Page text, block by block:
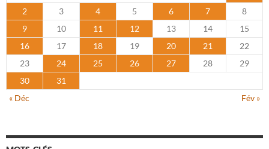
2
3 4 5 6 7
8
9
10 11 12 13 14
15
16
17 18 19 20 21
22
23
24 25 26 27 28
29
30
31
« Déc
Fév »